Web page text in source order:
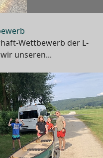
Wettbewerb der L-
unseren...